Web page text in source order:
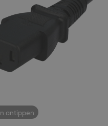
antippen